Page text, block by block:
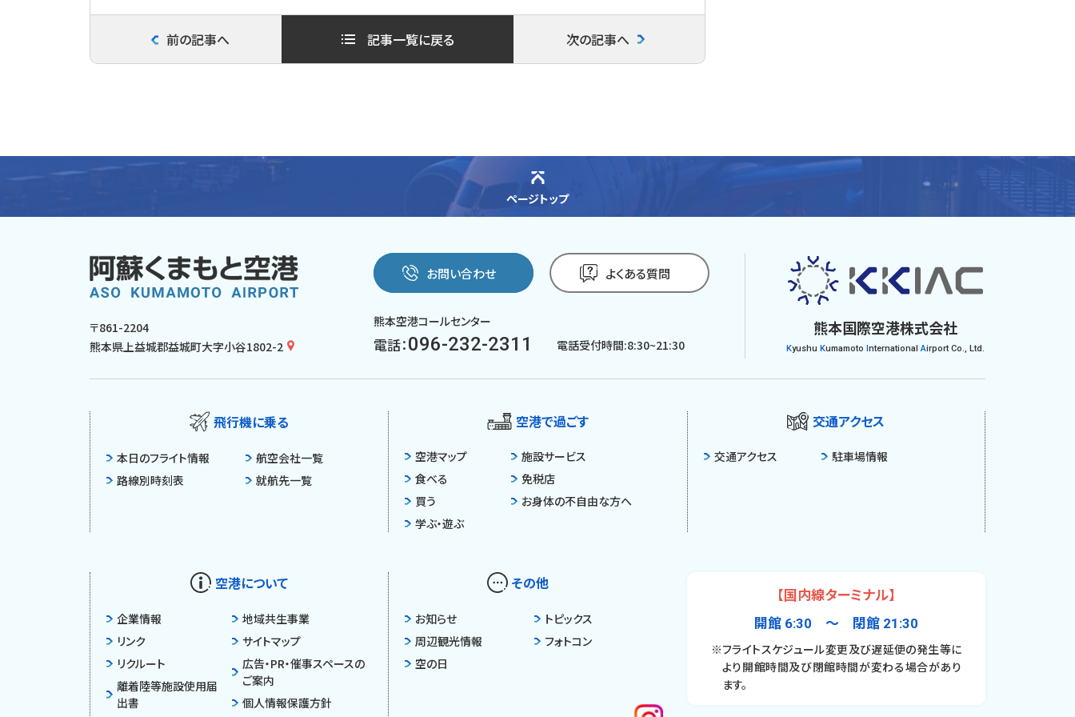
c
e
k
i
n
前の記事へ 記事一覧に戻る 次の記事へ
ページトップ
〒861-2204
熊本県上益城郡益城町大字小谷1802-2
お問い合わせ よくある質問
熊本空港コールセンター
電話：096-232-2311 電話受付時間:8:30~21:30
熊本国際空港株式会社
Kyushu Kumamoto nternationalAirport Co., Ltd.
飛行機に乗る
本日のフライト情報
路線別時刻表
航空会社一覧
就航先一覧
空港で過ごす
空港マップ
食べる
買う
学ぶ・遊ぶ
施設サービス
免税店
お身体の不自由な方へ
交通アクセス
交通アクセス 駐車場情報
空港について
企業情報
リンク
リクルート
離着陸等施設使用届
出書
地域共生事業
サイトマップ
広告・PR・催事スペースの
ご案内
個人情報保護方針
その他
お知らせ
周辺観光情報
空の日
トピックス
フォトコン
【国内線ターミナル】
開館 6:30 〜 閉館 21:30
※フライトスケジュール変更及び遅延便の発生等に
より開館時間及び閉館時間が変わる場合があり
ます。